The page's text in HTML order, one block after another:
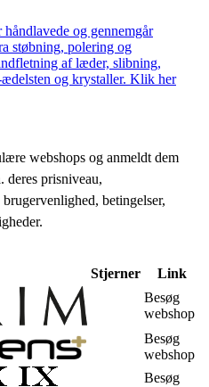
og gennemgår
støbning, polering og
af læder, slibning,
og krystaller. Klik her
webshops og anmeldt dem
deres prisniveau,
betingelser,
Stjerner
Link
Besøg
webshop
Besøg
webshop
Besøg